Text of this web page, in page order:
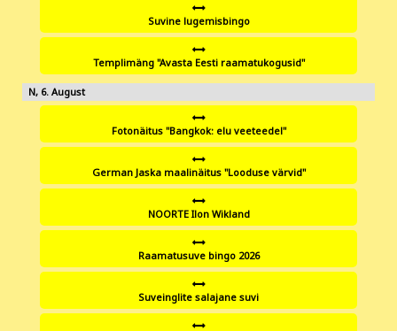
Suvine lugemisbingo
Templimäng "Avasta Eesti raamatukogusid"
6
Fotonäitus "Bangkok: elu veeteedel"
German Jaska maalinäitus "Looduse värvid"
NOORTE Ilon Wikland
Raamatusuve bingo 2026
Suveinglite salajane suvi